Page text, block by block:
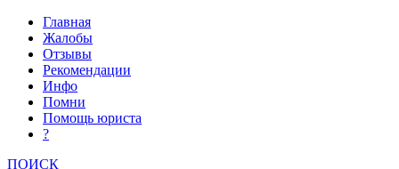
Главная
Жалобы
Отзывы
Рекомендации
Инфо
Помни
Помощь юриста
?
ПОИСК